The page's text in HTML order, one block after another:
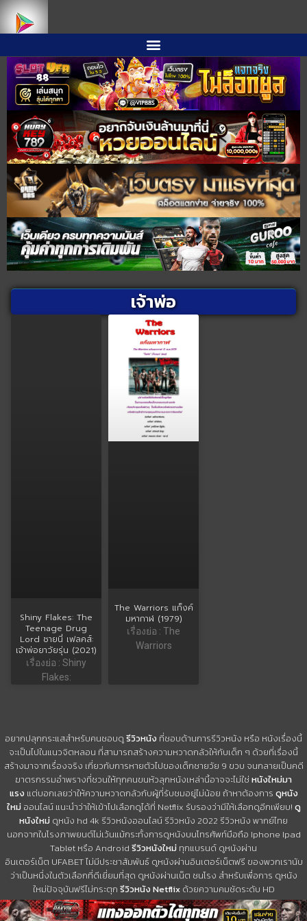
เจ้าพ่อ
Shiny Flakes: The
Teenage Drug
Lord ชายนี่ เฟลคส์:
เจ้าพ่อยาวัยรุ่น (2021)
เรื่องย่อ : Shiny
Flakes:
The Warriors แก็งค์
มหากาฬ (1979)
เรื่องย่อ : The
Warriors
อยากปลุกกระแสสำหรับคนชอบดูรีวิวหนัง ที่ชอบด้านการรีวิวหนัง หรือ หนังเรื่องนี้
จะเป็นไปในแนวจิตหลอน ที่สามารถสร้างความหวาดกลัวให้กับเด็ก ๆ ด้วยที่เรื่องนี้
สร้างมาจากเรื่องจริง เกี่ยวกับการหายตัวไปของเด็กชายวัย 9 ขวบ จนกลายเป็นคดี
ฆาตรกรรมอำพรางที่ชวนให้ทุกคนขนหัวลุกหนังเหล่านี้อาจจะไม่ใช่ หนังใหม่มา
แรง แต่บอกเลยว่าให้ความหวาดกลัวกับผู้ที่รับชมอยู่ไม่น้อย ถ้าหาต้องการ ดูหนัง
ใหม่ ออนไลน์ แนะนำว่าให้เข้าไปเลือกดูได้ที่ Netflix รับรองว่ามีให้เลือกดูอีกเพียบ! ดู
หนังใหม่ ดูหนัง hd 4k รีวิวหนังออนไลน์ รีวิวหนัง 2022 รีวิวหนัง พากย์ไทย
นอกจากในโรงภาพยนต์ไม่เว้นแม้กระทั้งการดูหนังบนโทรศัพท์มือถือ Iphone Ipad
Tablet หรือ Android รีวิวหนังใหม่ ทุกแบรนด์ ดูหนังผ่าน
อินเตอร์เน็ต UFABET ไม่มีประชาสัมพันธ์ ดูหนังผ่านอินเตอร์เน็ตฟรี ของพวกเรานับ
ว่าเป็นหนึ่งในตัวเลือกที่ดีเยี่ยมที่สุด ดูหนังผ่านเน็ต ชนโรง สำหรับเพื่อการ ดูหนัง
ใหม่ปัจจุบันฟรีไม่กระตุก รีวิวหนัง Netflix ด้วยความคมชัดระดับ HD